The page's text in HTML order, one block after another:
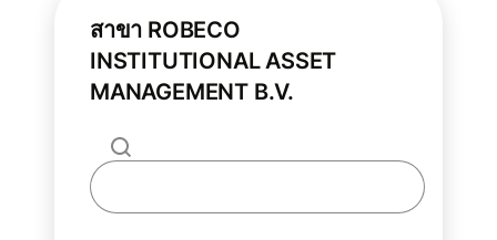
สาขา ROBECO
INSTITUTIONAL ASSET
MANAGEMENT B.V.